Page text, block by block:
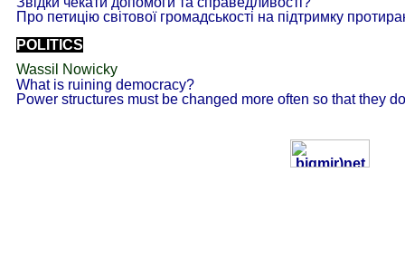
Про петицію світової громадськості на підтримку
POLITICS
Wassil Nowicky
What is ruining democracy?
Power structures must be changed more often so that they